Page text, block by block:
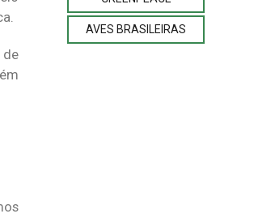
de
AVES BRASILEIRAS